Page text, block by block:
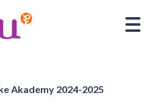
Akademy 2024-2025